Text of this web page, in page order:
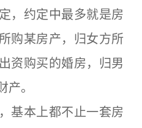
约定中最多就是房
购某房产，归女方所
资购买的婚房，归男
。
本上都不止一套房